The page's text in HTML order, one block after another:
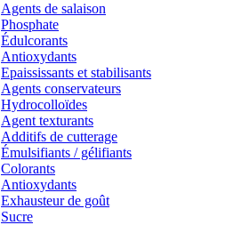
Agents de salaison
Phosphate
Édulcorants
Antioxydants
Epaississants et stabilisants
Agents conservateurs
Hydrocolloïdes
Agent texturants
Additifs de cutterage
Émulsifiants / gélifiants
Colorants
Antioxydants
Exhausteur de goût
Sucre